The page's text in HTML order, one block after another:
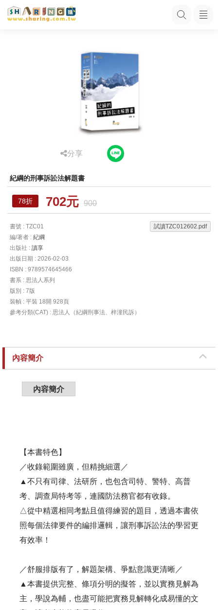
分享
紀綱的刑事訴訟法解題書
78折 702元 900
書號 : TZC01
編/著者 : 紀綱
出版社 : 讀享
出版日期 : 2026-02-03
ISBN : 9789574645466
書系 : 思法人系列
版別 : 7版
裝幀 : 平裝 18開 928頁
參考分類(CAT) : 思法人（紀綱刑事法、梓潼民訴）
試讀TZC012602.pdf
內容簡介
內容簡介
【本書特色】
／收錄範圍雖廣，但精挑細選／
▲不只有司律、法研所，也包含司特、警特、高普
考、調查局特考等，連國防法務官都有收錄。
△從中精選相同考點且值得練習的題目，透過本書依
照每個法律要件的編排邏輯，讓刑事訴訟法的學習更
有效率！
／舒服排版有了，解題架構、爭點意識更清晰／
▲本書提供完整、條項分明的擬答，並以實務見解為
主，學說為輔，也盡可能把實務見解轉化成易懂的文